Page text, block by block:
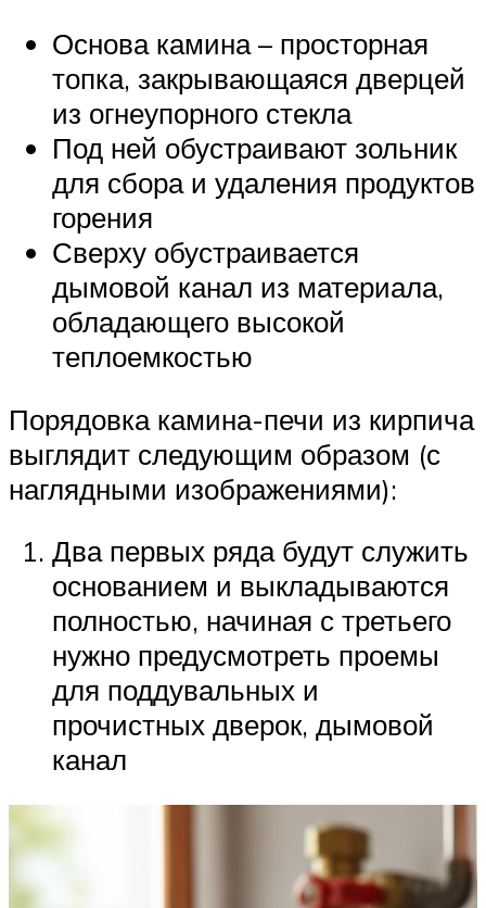
Основа камина – просторная
топка, закрывающаяся дверцей
из огнеупорного стекла
Под ней обустраивают зольник
для сбора и удаления продуктов
горения
Сверху обустраивается
дымовой канал из материала,
обладающего высокой
теплоемкостью
Порядовка камина-печи из кирпича
выглядит следующим образом (с
наглядными изображениями):
Два первых ряда будут служить
основанием и выкладываются
полностью, начиная с третьего
нужно предусмотреть проемы
для поддувальных и
прочистных дверок, дымовой
канал